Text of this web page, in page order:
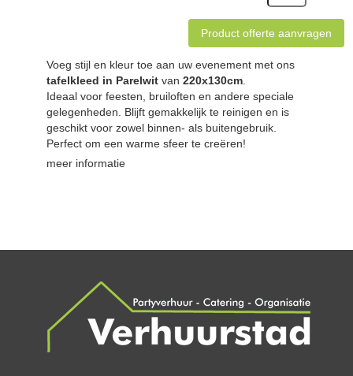
Product offerte aanvragen
Voeg stijl en kleur toe aan uw evenement met ons
tafelkleed in Parelwit van 220x130cm
Ideaal voor feesten, bruiloften en andere speciale
gelegenheden. Blijft gemakkelijk te reinigen en is
geschikt voor zowel binnen- als buitengebruik.
Perfect om een warme sfeer te creëren!
meer informatie